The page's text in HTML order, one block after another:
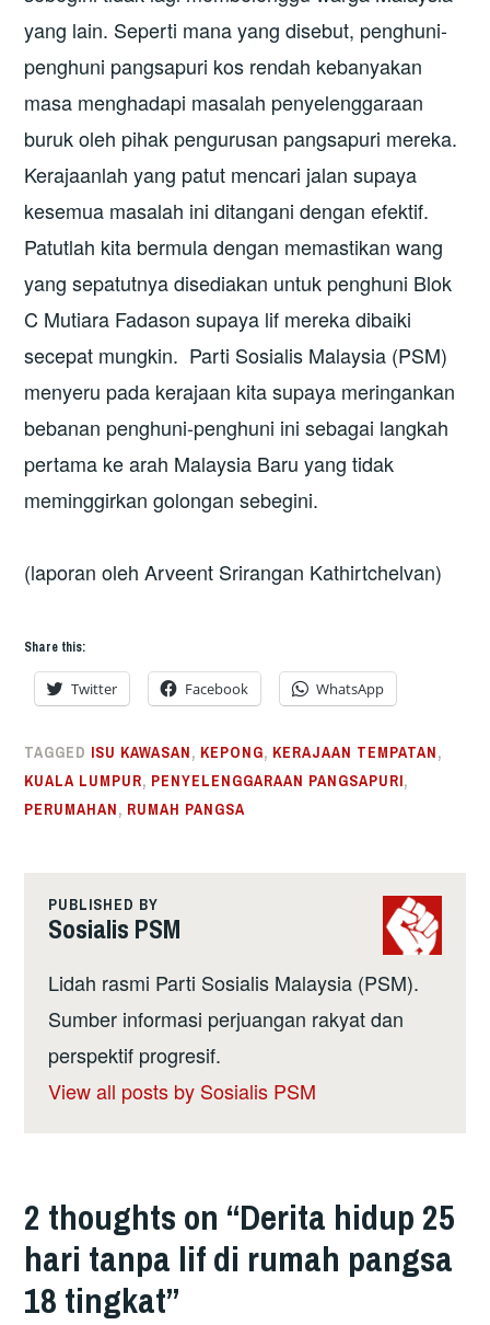
yang lain. Seperti mana yang disebut, penghuni-
penghuni pangsapuri kos rendah kebanyakan
masa menghadapi masalah penyelenggaraan
buruk oleh pihak pengurusan pangsapuri mereka.
Kerajaanlah yang patut mencari jalan supaya
kesemua masalah ini ditangani dengan efektif.
Patutlah kita bermula dengan memastikan wang
yang sepatutnya disediakan untuk penghuni Blok
C Mutiara Fadason supaya lif mereka dibaiki
secepat mungkin. Parti Sosialis Malaysia (PSM)
menyeru pada kerajaan kita supaya meringankan
bebanan penghuni-penghuni ini sebagai langkah
pertama ke arah Malaysia Baru yang tidak
meminggirkan golongan sebegini.
(laporan oleh Arveent Srirangan Kathirtchelvan)
Share this:
Twitter Facebook WhatsApp
TAGGED ISU KAWASAN, KEPONG, KERAJAAN TEMPATAN,
KUALA LUMPUR, PENYELENGGARAAN PANGSAPURI,
PERUMAHAN, RUMAH PANGSA
PUBLISHED BY
Sosialis PSM
Lidah rasmi Parti Sosialis Malaysia (PSM).
Sumber informasi perjuangan rakyat dan
perspektif progresif.
View all posts by Sosialis PSM
2 thoughts on “Derita hidup 25
hari tanpa lif di rumah pangsa
18 tingkat”